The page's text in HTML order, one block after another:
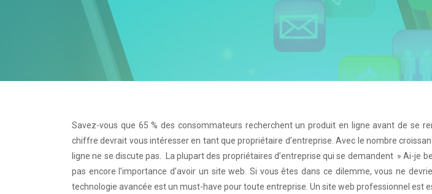
Savez-vous que 65 % des consommateurs recherchent un produit en ligne avant de se
chiffre devrait vous intéresser en tant que propriétaire d’entreprise. Avec le nombre
ligne ne se discute pas. La plupart des propriétaires d’entreprise qui se demandent » Ai-je
pas encore l’importance d’avoir un site web. Si vous êtes dans ce dilemme, vous ne
technologie avancée est un must-have pour toute entreprise. Un site web professionnel est